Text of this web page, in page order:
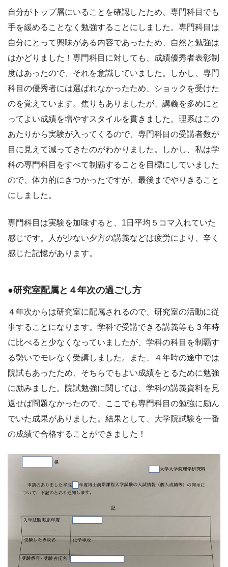
自分がトップ層にいることを確認したため、専門科目でも
手を緩めることなく勉強することにしました。専門科目は
自分にとって興味がある内容であったため、自然と勉強は
はかどりました！専門科目に対しても、成績優秀者表彰制
度はあったので、それを意識していました。しかし、専門
科目の優秀者には選ばれなかったため、ショックを受けた
のを覚えています。焦りもありましたが、講義を多めにと
ってよい成績を増やすスタイルを貫きました。理系はこの
あたりから実験が入ってくるので、専門科目の受講者数が
目に見えて減ってきたのがわかりました。しかし、私は学
科の専門科目をすべて制覇することを目標にしていました
ので、体力的にきつかったですが、最後までやりきること
にしました。
専門科目は実験を加味すると、1日平均５コマ入れていた
感じです。人が少ない夕方の講義などは疲労により、辛く
感じた記憶があります。
●研究室配属と４年次の過ごし方
４年次からは研究室に配属されるので、研究室の活動に従
事することになります。学科で受講できる講義等も３年時
に比べると少なくなっていましたが、学科の科目を制覇す
る勢いでモレなく受講しました。また、４年時の途中では
院試もあったため、そちらでもよい成績をとるために勉強
に励みました。院試勉強に関しては、学科の講義資料を見
返せば問題なかったので、ここでも専門科目の勉強に励ん
でいた成果がありました。結果として、大学院試験を一番
の成績で合格することができました！